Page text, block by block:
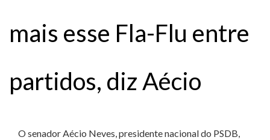
mais esse Fla-Flu entre
partidos, diz Aécio
O senador Aécio Neves, presidente nacional do PSDB,